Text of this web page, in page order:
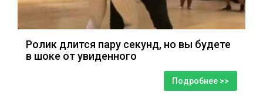
Ролик длится пару секунд, но вы будете
в шоке от увиденного
Подробнее >>